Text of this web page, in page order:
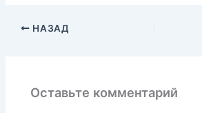
НАЗАД
Оставьте комментарий